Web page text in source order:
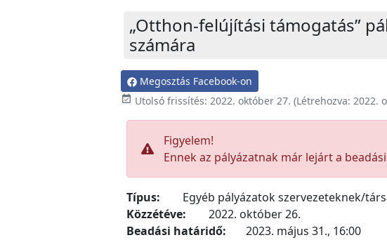
„Otthon-felújítási támogatás”
számára
Megosztás Facebook-on
 Utolsó frissítés: 2022. október 27. (Létrehozva: 2022.
Figyelem!
Ennek az pályázatnak már lejárt a
Típus:
Egyéb pályázatok szervezeteknek/
Közzétéve:
2022. október 26.
Beadási határidő:
2023. május 31., 16:00